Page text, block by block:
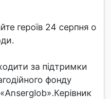
героїв 24 серпня о
за підтримки
фонду